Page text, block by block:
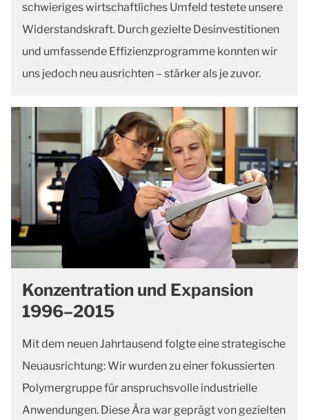
schwieriges wirtschaftliches Umfeld testete unsere
Widerstandskraft. Durch gezielte Desinvestitionen
und umfassende Effizienzprogramme konnten wir
uns jedoch neu ausrichten – stärker als je zuvor.
Konzentration und Expansion
1996–2015
Mit dem neuen Jahrtausend folgte eine strategische
Neuausrichtung: Wir wurden zu einer fokussierten
Polymergruppe für anspruchsvolle industrielle
Anwendungen. Diese Ära war geprägt von gezielten